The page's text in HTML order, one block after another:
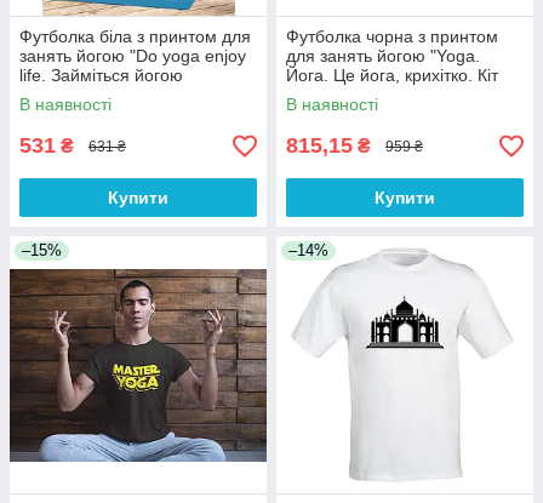
Футболка біла з принтом для
занять йогою "Do yoga enjoy
life. Займіться йогою
насолоджуйтесь життям"
Push IT
В наявності
531 ₴ 631 ₴
Купити
Футболка чорна з принтом
для занять йогою "Yoga.
Йога. Це йога, крихітко. Кіт
займається йогою" Push IT
В наявності
815,15 ₴ 959 ₴
Купити
–15% –14%